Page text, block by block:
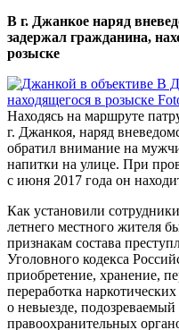
В г. Джанкое наряд
задержал гражданина,
розыске
Находясь на маршруте
г. Джанкоя, наряд
обратил внимание на
напитки на улице. При
с июня 2017 года он
Как установили
летнего местного жителя
признакам состава
Уголовного кодекса
приобретение, хранение,
переработка
о невыезде, подозреваемый
правоохранительных